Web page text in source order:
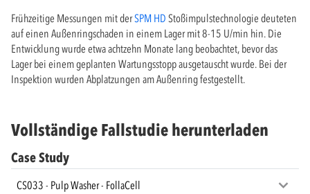
Frühzeitige Messungen mit derSPM HD Stoßimpulstechnologie deuteten
auf einen Außenringschaden in einem Lager mit 8-15 U/min hin. Die
Entwicklung wurde etwa achtzehn Monate lang beobachtet, bevor das
Lager bei einem geplanten Wartungsstopp ausgetauscht wurde. Bei der
Inspektion wurden Abplatzungen am Außenring festgestellt.
Vollständige Fallstudie herunterladen
Case Study
CS033 - Pulp Washer - FollaCell